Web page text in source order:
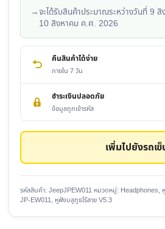
→จะได้รับสินค้าประมาณระหว่างวันที่ 9
10 สิงหาคม ค.ศ. 2026
คืนสินค้าได้ง่าย
ภายใน 7 วัน
ชำระเงินปลอดภัย
ข้อมูลถูกเข้ารหัส
เพิ่มไปยังรถเข็
รหัสสินค้า: JeepJPEW011 หมวดหมู่: Headphones,
JP-EW011, หูฟังบลูทูธไร้สาย V5.3